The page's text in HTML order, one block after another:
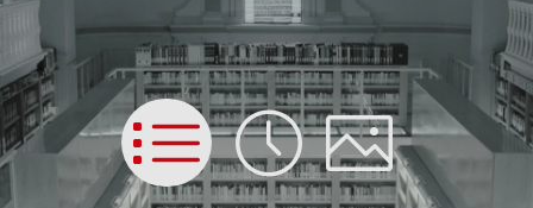
List Time Picture